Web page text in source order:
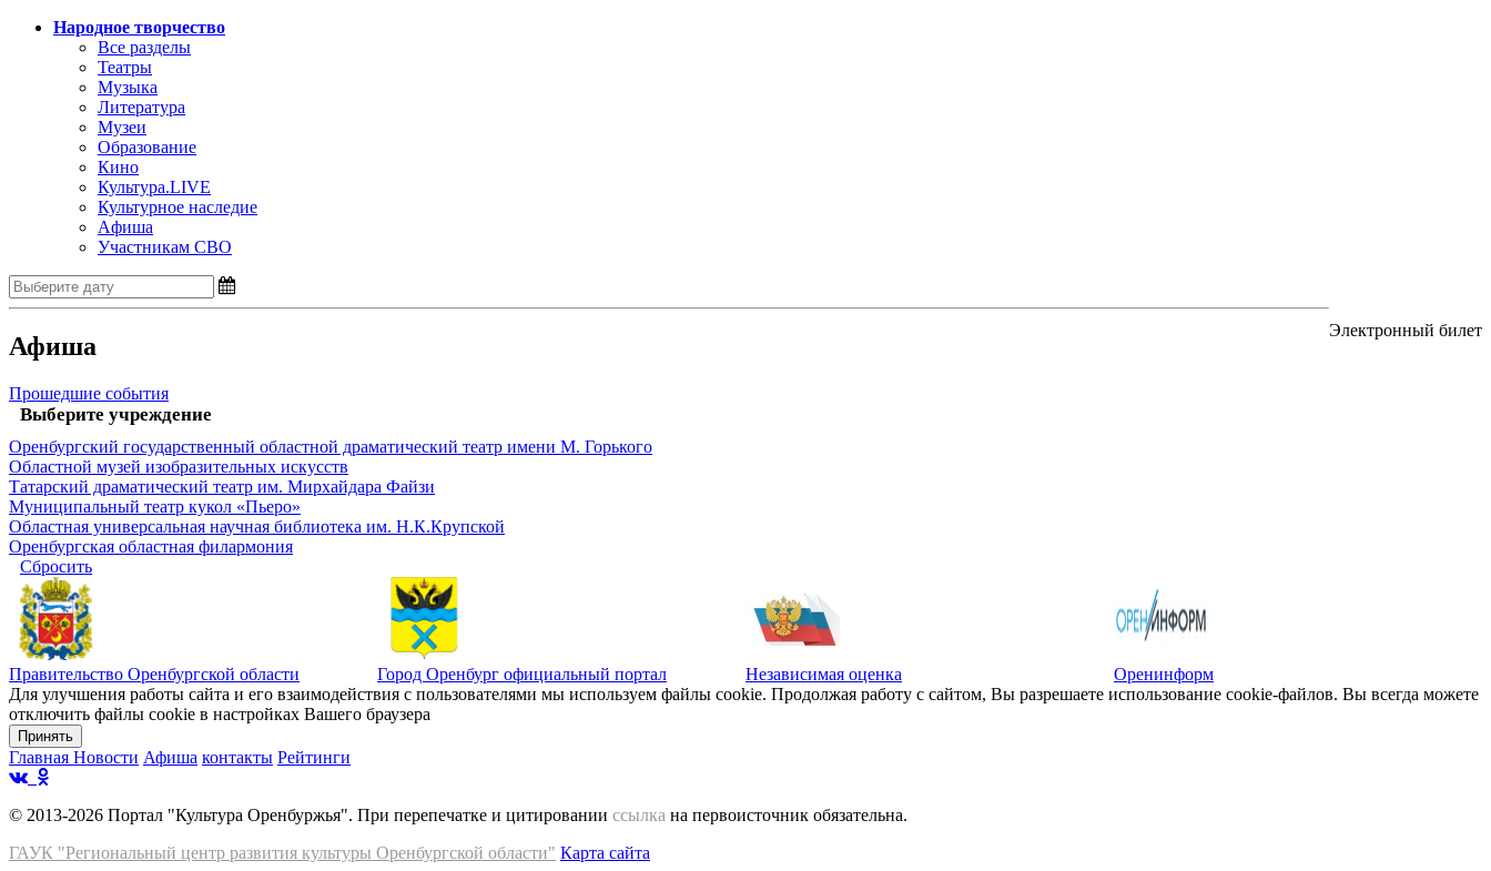
Народное творчество
Все разделы
Театры
Музыка
Литература
Музеи
Образование
Кино
Культура.LIVE
Культурное наследие
Aфиша
Участникам СВО
Электронный билет
Афиша
Прошедшие события
Выберите учреждение
Оренбургский государственный областной драматический театр имени М. Горького
Областной музей изобразительных искусств
Татарский драматический театр им. Мирхайдара Файзи
Муниципальный театр кукол «Пьеро»
Областная универсальная научная библиотека им. Н.К.Крупской
Оренбургская областная филармония
Сбросить
Правительство Оренбургской области Город Оренбург официальный портал Независимая оценка
Оренинформ
Для улучшения работы сайта и его взаимодействия с пользователями мы используем файлы cookie. Продолжая работу с сайтом, Вы разрешаете использование cookie-файлов. Вы всегда можете
отключить файлы cookie в настройках Вашего браузера
Принять
Главная Новости Афиша контакты Рейтинги
© 2013-2026 Портал "Культура Оренбуржья". При перепечатке и цитировании ссылка на первоисточник обязательна.
ГАУК "Региональный центр развития культуры Оренбургской области" Карта сайта